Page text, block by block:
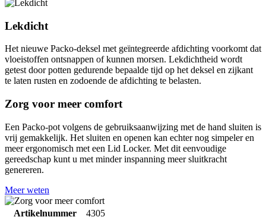
Lekdicht
Het nieuwe Packo-deksel met geïntegreerde afdichting voorkomt dat
vloeistoffen ontsnappen of kunnen morsen. Lekdichtheid wordt
getest door potten gedurende bepaalde tijd op het deksel en zijkant
te laten rusten en zodoende de afdichting te belasten.
Zorg voor meer comfort
Een Packo-pot volgens de gebruiksaanwijzing met de hand sluiten is
vrij gemakkelijk. Het sluiten en openen kan echter nog simpeler en
meer ergonomisch met een Lid Locker. Met dit eenvoudige
gereedschap kunt u met minder inspanning meer sluitkracht
genereren.
Meer weten
Artikelnummer
4305